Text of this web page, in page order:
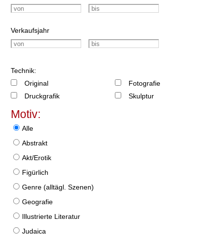
Verkaufsjahr
Technik:
Original
Druckgrafik
Fotografie
Skulptur
Motiv:
Alle
Abstrakt
Akt/Erotik
Figürlich
Genre (alltägl. Szenen)
Geografie
Illustrierte Literatur
Judaica